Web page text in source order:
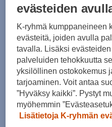
40 41 42
47
Kokotaulukko
evästeiden
K-ryhmä kumppaneineen
evästeitä, joiden avulla
tavalla. Lisäksi
palveluiden tehokkuutta
yksilöllinen ostokokemus
tarjoaminen. Voit antaa
”Hyväksy kaikki”. Pystyt
myöhemmin
Lisätietoja K-ryhmän